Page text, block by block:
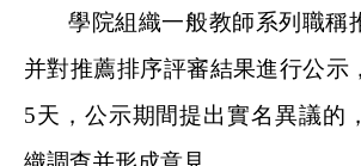
學院組織一般教師系列職稱
并對推薦排序評審結果進行公示
5天，公示期間提出實名異議的